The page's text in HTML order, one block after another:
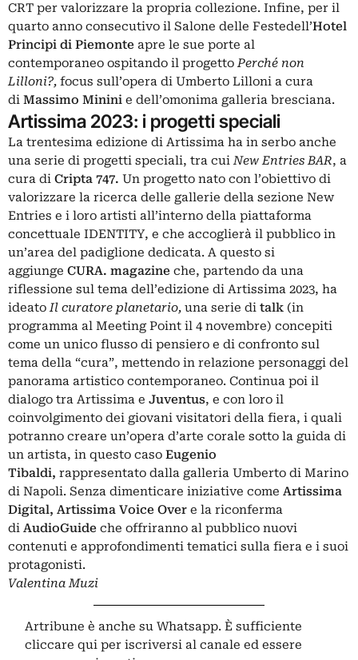
CRT per valorizzare la propria collezione. Infine, per il
quarto anno consecutivo il Salone delle Festedell’Hotel
Principi di Piemonte apre le sue porte al
contemporaneo ospitando il progettoPerché non
Lilloni?, focus sull’opera di Umberto Lilloni a cura
di Massimo Minini e dell’omonima galleria bresciana.
Artissima 2023: i progetti speciali
La trentesima edizione di Artissima ha in serbo anche
una serie di progetti speciali, tra cuiNew Entries BAR, a
cura di Cripta 747. Un progetto nato con l’obiettivo di
valorizzare la ricerca delle gallerie della sezione New
Entries e i loro artisti all’interno della piattaforma
concettuale IDENTITY, e che accoglierà il pubblico in
un’area del padiglione dedicata. A questo si
aggiunge CURA. magazine che, partendo da una
riflessione sul tema dell’edizione di Artissima 2023, ha
ideatoIl curatore planetario, una serie di talk (in
programma al Meeting Point il 4 novembre) concepiti
come un unico flusso di pensiero e di confronto sul
tema della “cura”, mettendo in relazione personaggi del
panorama artistico contemporaneo. Continua poi il
dialogo tra Artissima e Juventus, e con loro il
coinvolgimento dei giovani visitatori della fiera, i quali
potranno creare un’opera d’arte corale sotto la guida di
un artista, in questo caso Eugenio
Tibaldi, rappresentato dalla galleria Umberto di Marino
di Napoli. Senza dimenticare iniziative come Artissima
Digital, Artissima Voice Over e la riconferma
di AudioGuide che offriranno al pubblico nuovi
contenuti e approfondimenti tematici sulla fiera e i suoi
protagonisti.
Valentina Muzi
Artribune è anche su Whatsapp. È sufficiente
cliccare qui per iscriversi al canale ed essere